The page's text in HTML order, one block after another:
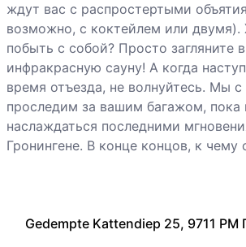
Gedempte Kattendiep 25, 9711 PM
ждут вас с распростертыми
возможно, с коктейлем или двумя).
побыть с собой? Просто загляните
инфракрасную сауну! А когда
время отъезда, не волнуйтесь. Мы
проследим за вашим багажом, пока
наслаждаться последними
Гронингене. В конце концов, к чему